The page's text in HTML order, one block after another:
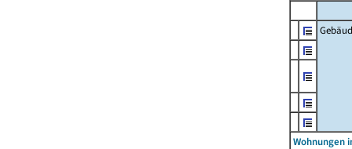
Wohnungen